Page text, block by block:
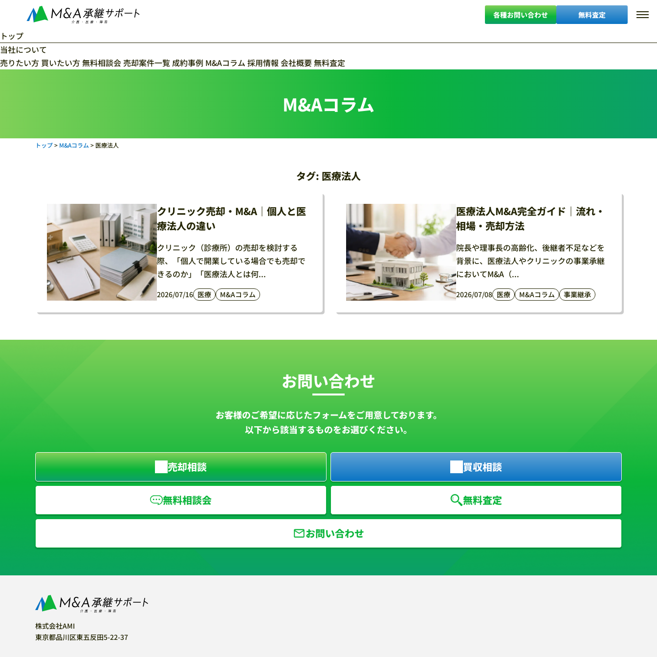
各種お問い合わせ 無料査定
トップ
当社について
当社の特徴 料金体系 コンサルタント紹介
売りたい方 買いたい方無料相談会 売却案件一覧 成約事例 M&Aコラム 採用情報 会社概要無料査定
M&Aコラム
トップ> M&Aコラム > 医療法人
タグ: 医療法人
クリニック売却・M&A｜個人と医
療法人の違い
クリニック（診療所）の売却を検討する
際、「個人で開業している場合でも売却で
きるのか」「医療法人とは何...
2026/07/16 医療 M&Aコラム
医療法人M&A完全ガイド｜流れ・
相場・売却方法
院長や理事長の高齢化、後継者不足などを
背景に、医療法人やクリニックの事業承継
においてM&A（...
2026/07/08 医療 M&Aコラム 事業継承
お問い合わせ
お客様のご希望に応じたフォームをご用意しております。
以下から該当するものをお選びください。
売却相談 買収相談
無料相談会 無料査定
お問い合わせ
株式会社AMI
東京都品川区東五反田5-22-37